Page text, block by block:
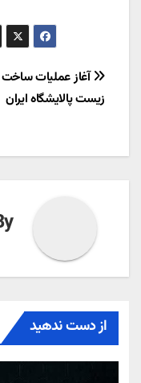
راهبری
نوشته
آغاز عملیات
زیست پالایشگاه ایران
از دست ندهید